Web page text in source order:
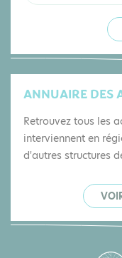
ANNUAIRE DES
Retrouvez tous les
interviennent en
d'autres structures